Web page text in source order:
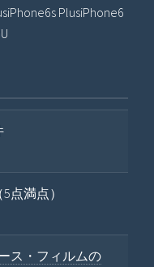
PlusiPhone6
5点満点）
ス・フィルムの